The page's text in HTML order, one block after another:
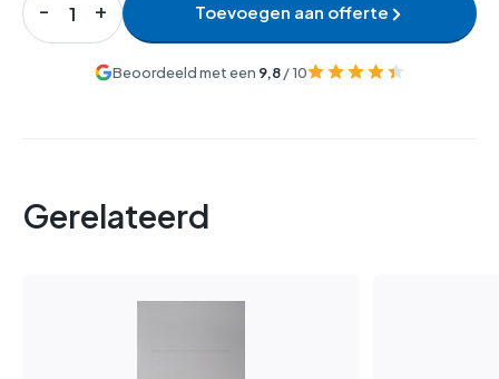
Toevoegen aan offerte
Beoordeeld met een 9,8/ 10
Gerelateerd